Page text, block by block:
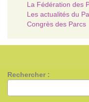
La Fédération des
Les actualités du
Congrès des Parcs
Rechercher :